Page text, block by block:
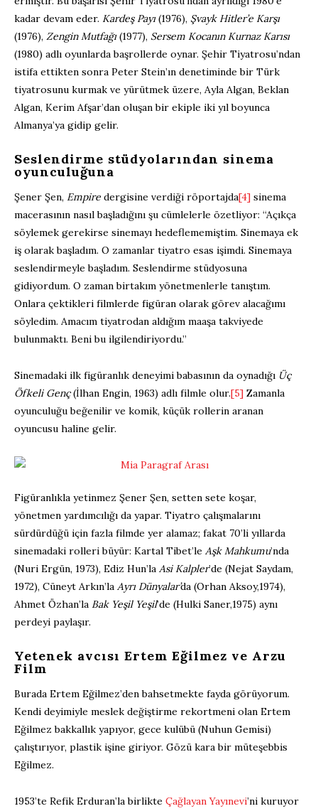
kadar devam eder. Kardeş Payı(1976), Şvayk Hitler’e Karşı
(1976), Zengin Mutfağı(1977), Sersem Kocanın Kurnaz Karısı
(1980) adlı oyunlarda başrollerde oynar. Şehir Tiyatrosu’ndan
istifa ettikten sonra Peter Stein’ın denetiminde bir Türk
tiyatrosunu kurmak ve yürütmek üzere, Ayla Algan, Beklan
Algan, Kerim Afşar’dan oluşan bir ekiple iki yıl boyunca
Almanya’ya gidip gelir.
Seslendirme stüdyolarından sinema
oyunculuğuna
Şener Şen, Empire dergisine verdiği röportajda[4] sinema
macerasının nasıl başladığını şu cümlelerle özetliyor: “Açıkça
söylemek gerekirse sinemayı hedeflememiştim. Sinemaya ek
iş olarak başladım. O zamanlar tiyatro esas işimdi. Sinemaya
seslendirmeyle başladım. Seslendirme stüdyosuna
gidiyordum. O zaman birtakım yönetmenlerle tanıştım.
Onlara çektikleri filmlerde figüran olarak görev alacağımı
söyledim. Amacım tiyatrodan aldığım maaşa takviyede
bulunmaktı. Beni bu ilgilendiriyordu.”
Sinemadaki ilk figüranlık deneyimi babasının da oynadığı Üç
Öfkeli Genç(İlhan Engin, 1963) adlı filmle olur.[5] Zamanla
oyunculuğu beğenilir ve komik, küçük rollerin aranan
oyuncusu haline gelir.
Figüranlıkla yetinmez Şener Şen, setten sete koşar,
yönetmen yardımcılığı da yapar. Tiyatro çalışmalarını
sürdürdüğü için fazla filmde yer alamaz; fakat 70’li yıllarda
sinemadaki rolleri büyür: Kartal Tibet’le Aşk Mahkumu’nda
(Nuri Ergün, 1973), Ediz Hun’la Asi Kalpler’de (Nejat Saydam,
1972), Cüneyt Arkın’la Ayrı Dünyalar’da (Orhan Aksoy,1974),
Ahmet Özhan’la Bak Yeşil Yeşil’de (Hulki Saner,1975) aynı
perdeyi paylaşır.
Yetenek avcısı Ertem Eğilmez ve Arzu
Film
Burada Ertem Eğilmez’den bahsetmekte fayda görüyorum.
Kendi deyimiyle meslek değiştirme rekortmeni olan Ertem
Eğilmez bakkallık yapıyor, gece kulübü (Nuhun Gemisi)
çalıştırıyor, plastik işine giriyor. Gözü kara bir müteşebbis
Eğilmez.
1953’te Refik Erduran’la birlikte Çağlayan Yayınevi’ni kuruyor